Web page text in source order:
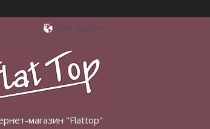
Київ, Україна
магазин "Flattop"